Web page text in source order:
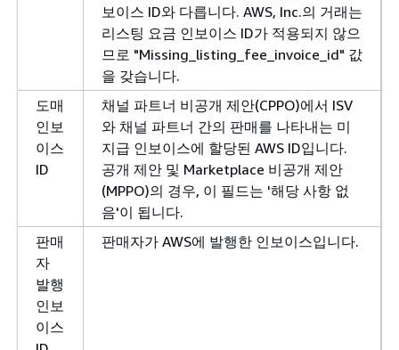
보이스 ID와 다릅니다. AWS, Inc.의 거래는
리스팅 요금 인보이스 ID가 적용되지 않으
므로 "Missing_listing_fee_invoice_id" 값
을 갖습니다.
도매
인보
이스
ID
채널 파트너 비공개 제안(CPPO)에서 ISV
와 채널 파트너 간의 판매를 나타내는 미
지급 인보이스에 할당된 AWS ID입니다.
공개 제안 및 Marketplace 비공개 제안
(MPPO)의 경우, 이 필드는 '해당 사항 없
음'이 됩니다.
판매
자
발행
인보
이스
판매자가 AWS에 발행한 인보이스입니다.